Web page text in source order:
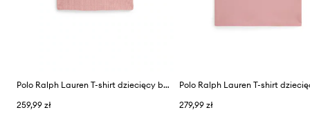
Polo Ralph Lauren T-shirt dziecięcy bawełniany
259,99 zł
279,99 zł